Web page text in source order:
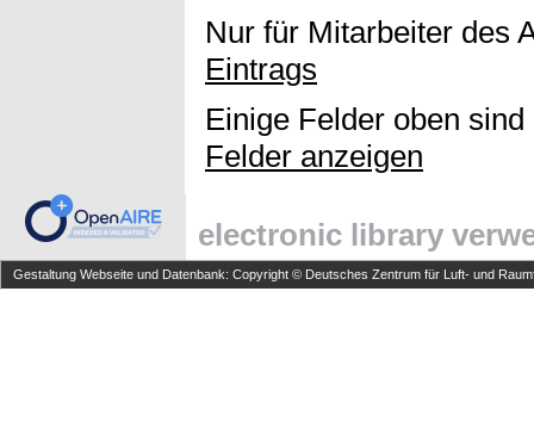
Nur für Mitarbeiter des
Eintrags
Einige Felder oben
Felder anzeigen
electronic library
Gestaltung Webseite und Datenbank: Copyright © Deutsches Zentrum für Luft- und